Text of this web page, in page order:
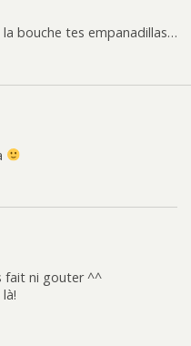
la bouche tes empanadillas…
fait ni gouter ^^